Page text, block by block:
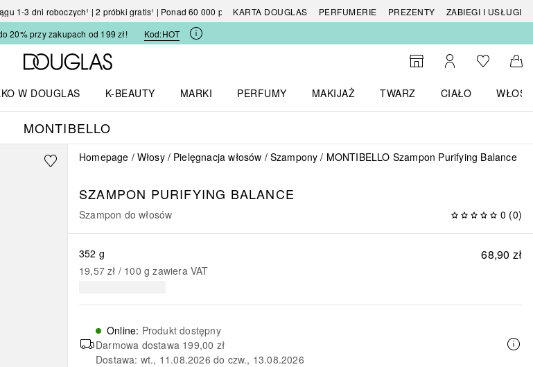
1-3 dni roboczych¹ | 2 próbki gratis¹ | Ponad 60 000 produktówKARTA DOUGLAS PERFUMERIE PREZENTY
ZABIEGI I USŁUGI
20% przy zakupach od 199 zł!
Kod:HOT
Strona główna Douglas
Do wyszukiwarki
Moje kontoDo listyDo
W DOUGLAS
K-BEAUTY
MARKI
PERFUMY
MAKIJAŻ
TWARZ
CIAŁO
WŁOSY
MONTIBELLO
Homepage Włosy Pielęgnacja włosów Szampony MONTIBELLO Szampon Purifying Balance
SZAMPON PURIFYING BALANCE
Szampon do włosów 0 (0)
68,90 zł
352 g
19,57 zł / 100 g zawiera VAT
Online: Produkt dostępny
Darmowa dostawa 199,00 zł
Dostawa: wt., 11.08.2026 do czw., 13.08.2026